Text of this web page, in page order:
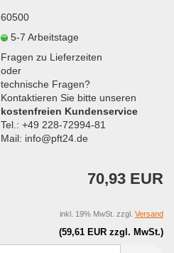
60500
5-7 Arbeitstage
Fragen zu Lieferzeiten
oder
technische Fragen?
Kontaktieren Sie bitte unseren
kostenfreien Kundenservice
Tel.: +49 228-72994-81
Mail: info@pft24.de
70,93 EUR
(59,61 EUR zzgl. MwSt.)
inkl. 19% MwSt. zzgl. Versand